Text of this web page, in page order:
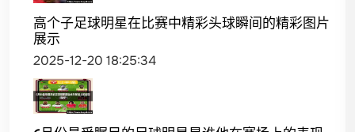
高个子足球明星在比赛中精彩头球瞬间的精彩图片
展示
2025-12-20 18:25:34